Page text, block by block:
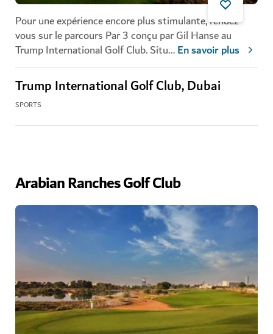
Pour une expérience encore plus stimulante, rendez-
vous sur le parcours Par 3 conçu par Gil Hanse au
Trump International Golf Club. Situ...En savoir plus
Trump International Golf Club, Dubai
SPORTS
Arabian Ranches Golf Club